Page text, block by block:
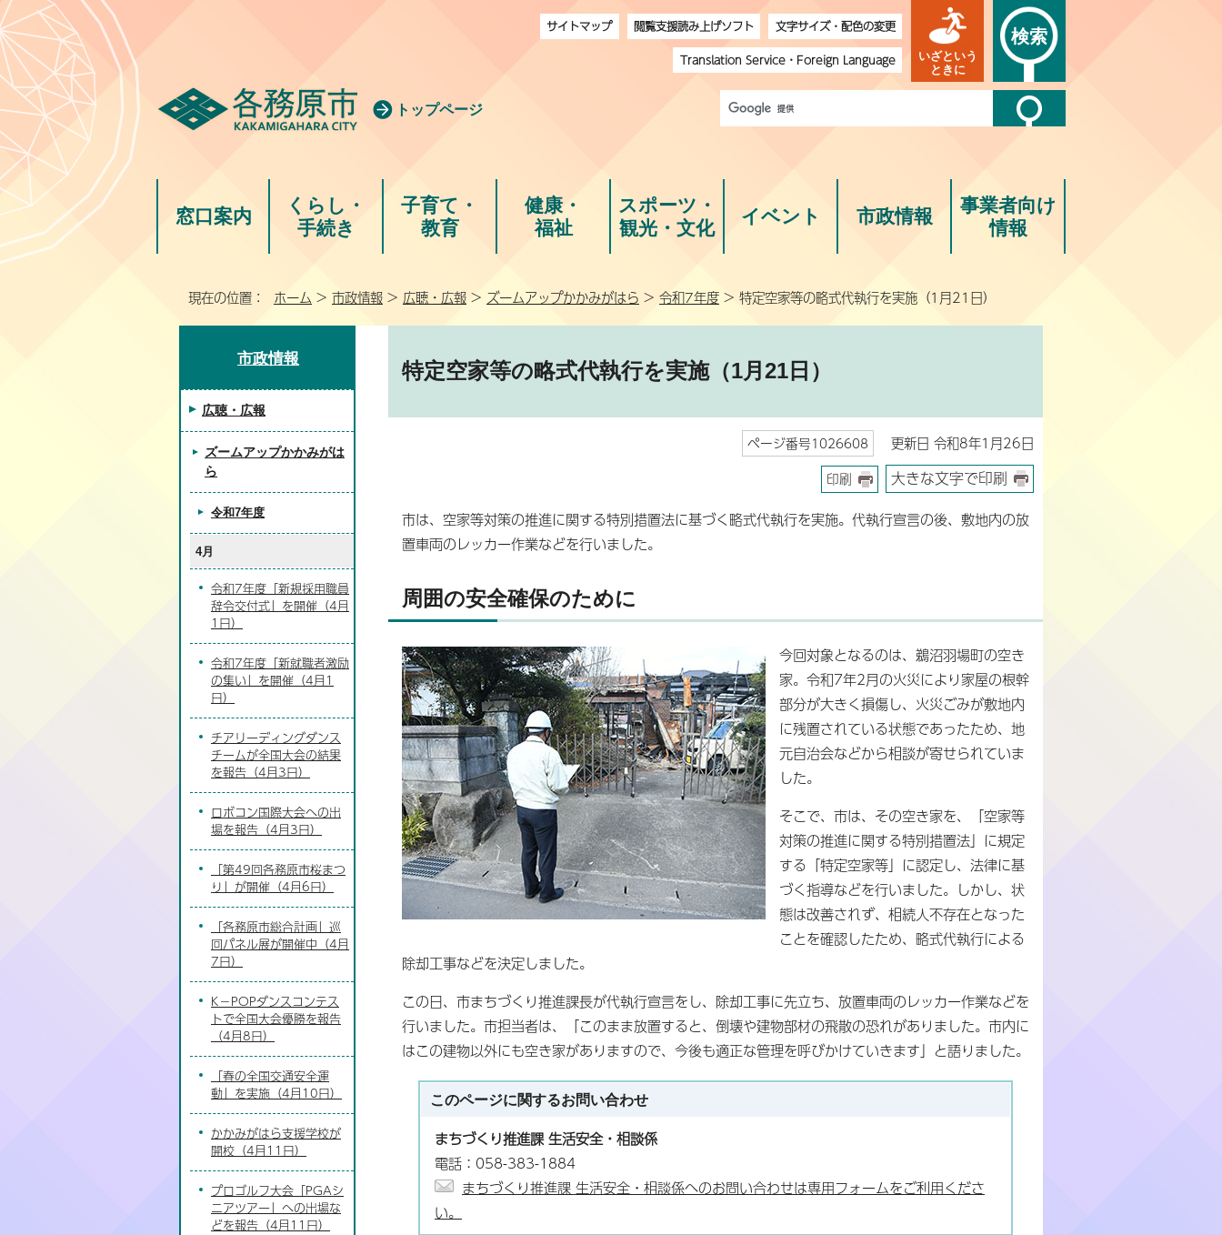
トップページ
サイトマップ 閲覧支援読み上げソフト
文字サイズ・配色の変更
Translation Service・ Foreign Language
いざという
ときに
検索
窓口案内
くらし・
手続き
子育て・
教育
健康・
福祉
スポーツ・
観光・文化
イベント 市政情報
事業者向け
情報
現在の位置： ホーム > 市政情報 > 広聴・広報 > ズームアップかかみがはら > 令和7年度 > 特定空家等の略式代執行を実施（1月21日）
特定空家等の略式代執行を実施（1月21日）
ページ番号1026608 更新日 令和8年1月26日
印刷 大きな文字で印刷
市は、空家等対策の推進に関する特別措置法に基づく略式代執行を実施。代執行宣言の後、敷地内の放
置車両のレッカー作業などを行いました。
周囲の安全確保のために
今回対象となるのは、鵜沼羽場町の空き
家。令和7年2月の火災により家屋の根幹
部分が大きく損傷し、火災ごみが敷地内
に残置されている状態であったため、地
元自治会などから相談が寄せられていま
した。
そこで、市は、その空き家を、「空家等
対策の推進に関する特別措置法」に規定
する「特定空家等」に認定し、法律に基
づく指導などを行いました。しかし、状
態は改善されず、相続人不存在となった
ことを確認したため、略式代執行による
除却工事などを決定しました。
この日、市まちづくり推進課長が代執行宣言をし、除却工事に先立ち、放置車両のレッカー作業などを
行いました。市担当者は、「このまま放置すると、倒壊や建物部材の飛散の恐れがありました。市内に
はこの建物以外にも空き家がありますので、今後も適正な管理を呼びかけていきます」と語りました。
このページに関するお問い合わせ
まちづくり推進課 生活安全・相談係
電話：058-383-1884
まちづくり推進課 生活安全・相談係へのお問い合わせは専用フォームをご利用くださ
い。
市政情報
広聴・広報
ズームアップかかみがは
ら
令和7年度
4月
令和7年度「新規採用職員
辞令交付式」を開催（4月
1日）
令和7年度「新就職者激励
の集い」を開催（4月1
日）
チアリーディングダンス
チームが全国大会の結果
を報告（4月3日）
ロボコン国際大会への出
場を報告（4月3日）
「第49回各務原市桜まつ
り」が開催（4月6日）
「各務原市総合計画」巡
回パネル展が開催中（4月
7日）
K－POPダンスコンテス
トで全国大会優勝を報告
（4月8日）
「春の全国交通安全運
動」を実施（4月10日）
かかみがはら支援学校が
開校（4月11日）
プロゴルフ大会「PGAシ
ニアツアー」への出場な
どを報告（4月11日）